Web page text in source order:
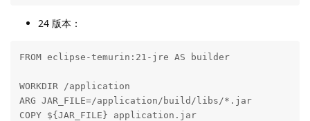
24 版本：
FROM eclipse-temurin:21-jre AS builder
WORKDIR /application
ARG JAR_FILE=/application/build/libs/*.jar
COPY ${JAR_FILE} application.jar